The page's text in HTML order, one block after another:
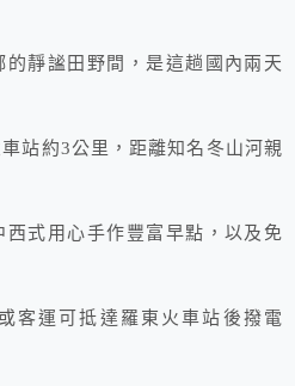
的靜謐田野間，是這趟國內兩天
站約3公里，距離知名冬山河親
西式用心手作豐富早點，以及免
客運可抵達羅東火車站後撥電